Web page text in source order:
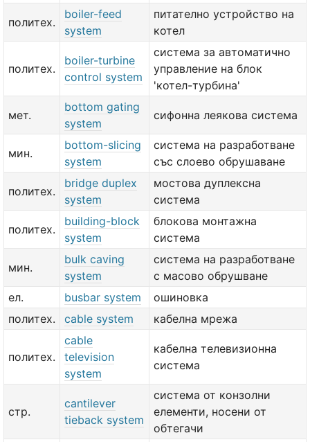
политех.
boiler-feed
system
питателно устройство на
котел
политех.
boiler-turbine
control system
система за автоматично
управление на блок
'котел-турбина'
мет.
bottom gating
system
сифонна леякова система
мин.
bottom-slicing
system
система на разработване
със слоево обрушаване
политех.
bridge duplex
system
мостова дуплексна
система
политех.
building-block
system
блокова монтажна
система
мин.
bulk caving
system
система на разработване
с масово обрушване
ел.
busbar system
ошиновка
политех.
cable system кабелна мрежа
политех.
cable
television
system
кабелна телевизионна
система
стр.
cantilever
tieback system
система от конзолни
елементи, носени от
обтегачи